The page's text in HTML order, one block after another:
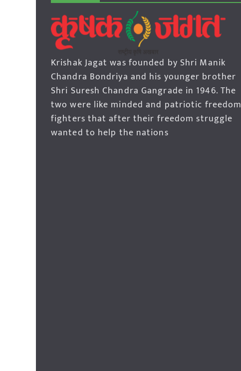
Krishak Jagat was founded by Shri Manik
Chandra Bondriya and his younger brother
Shri Suresh Chandra Gangrade in 1946. The
two were like minded and patriotic freedom
fighters that after their freedom struggle
wanted to help the nations